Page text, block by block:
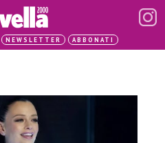
NEWSLETTER ABBONATI